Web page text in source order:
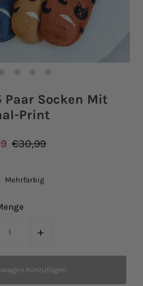
Socken Mit
Print
€30,99
Mehrfarbig
+